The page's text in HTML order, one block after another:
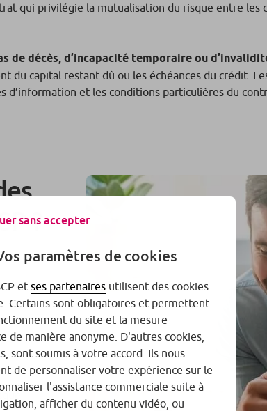
qui privilégie la mutualisation du risque entre
de décès, d’incapacité temporaire ou
capital restant dû ou les échéances du crédit.
et les conditions particulières du
?
sans accepter
paramètres de cookies
et ses partenaires utilisent des cookies
Certains sont obligatoires et permettent
du site et la mesure
de manière anonyme. D'autres cookies,
sont soumis à votre accord. Ils nous
de personnaliser votre expérience sur le
l'assistance commerciale suite à
afficher du contenu vidéo, ou